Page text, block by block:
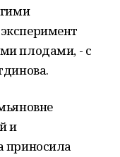
плодами, - с
и
приносила